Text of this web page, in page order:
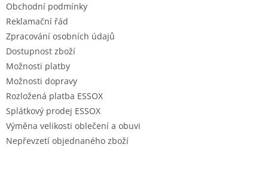
Obchodní podmínky
Reklamační řád
Zpracování osobních údajů
Dostupnost zboží
Možnosti platby
Možnosti dopravy
Rozložená platba ESSOX
Splátkový prodej ESSOX
Výměna velikosti oblečení a obuvi
Nepřevzetí objednaného zboží